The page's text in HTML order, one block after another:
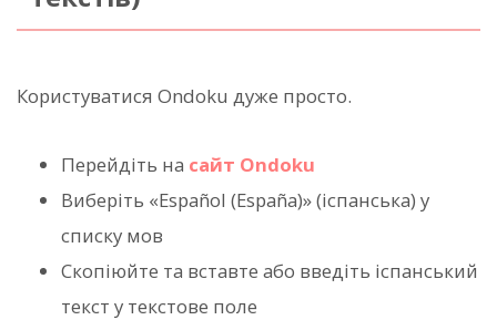
Користуватися Ondoku дуже просто.
Перейдіть на сайт Ondoku
Виберіть «Español (España)» (іспанська) у
списку мов
Скопіюйте та вставте або введіть іспанський
текст у текстове поле